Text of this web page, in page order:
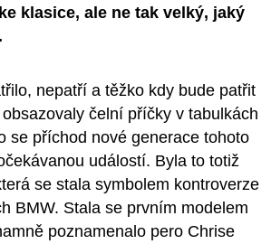
klasice, ale ne tak velký, jaký
nepatří a těžko kdy bude patřit
čelní příčky v tabulkách
se příchod nové generace tohoto
událostí. Byla to totiž
se stala symbolem kontroverze
BMW. Stala se prvním modelem
poznamenalo pero Chrise